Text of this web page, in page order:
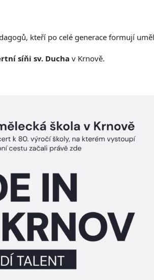
kteří po celé generace formují
síňi sv. Ducha v Krnově.